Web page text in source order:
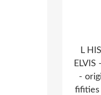
L
-
fifities